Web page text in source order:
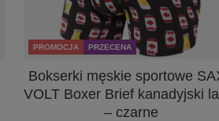
PROMOCJA PRZECENA
Bokserki męskie sportowe
VOLT Boxer Brief kanadyjski
– czarne